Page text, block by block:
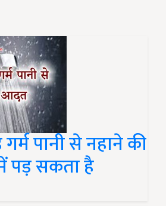
पानी से नहाने की
पड़ सकता है